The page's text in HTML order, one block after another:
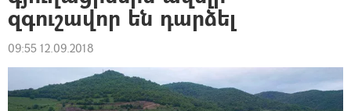
զգուշավոր են դարձել
09:55 12.09.2018